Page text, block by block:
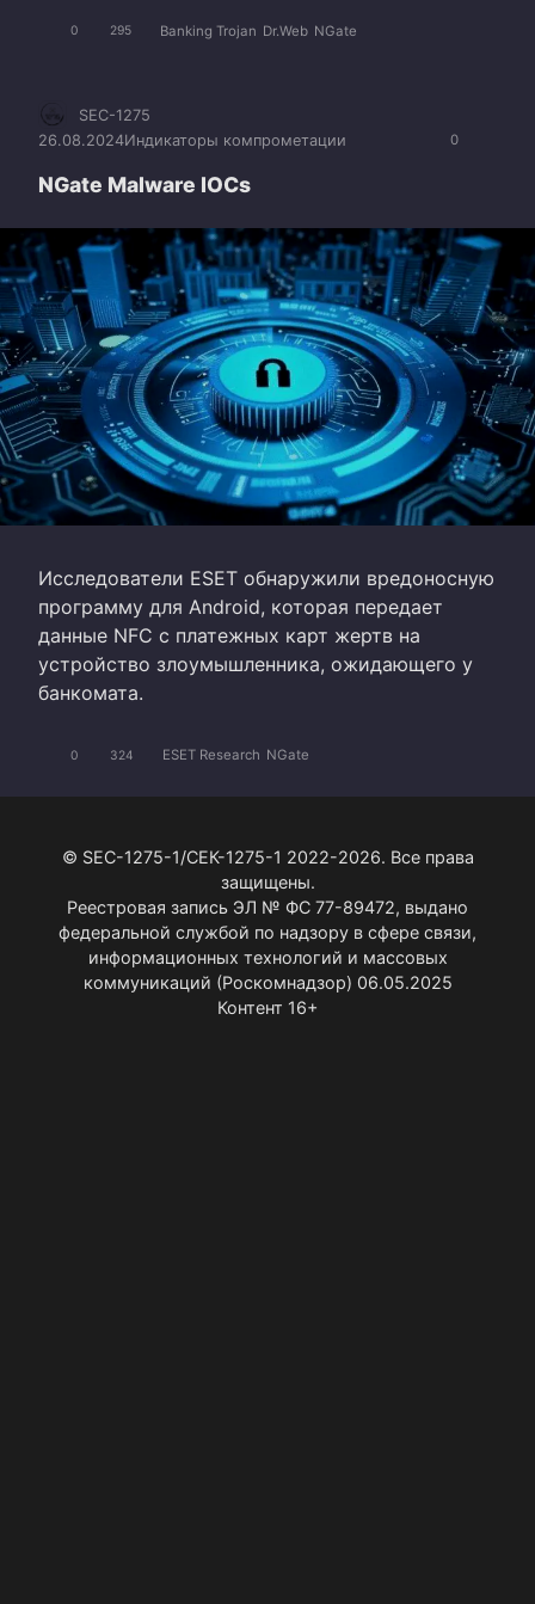
0 295 Banking Trojan Dr.Web NGate
0
SEC-1275
26.08.2024Индикаторы компрометации
NGate Malware IOCs
Исследователи ESET обнаружили вредоносную
программу для Android, которая передает
данные NFC с платежных карт жертв на
устройство злоумышленника, ожидающего у
банкомата.
0 324 ESET Research NGate
© SEC-1275-1/СЕК-1275-1 2022-2026. Все права
защищены.
Реестровая запись ЭЛ № ФС 77-89472, выдано
федеральной службой по надзору в сфере связи,
информационных технологий и массовых
коммуникаций (Роскомнадзор) 06.05.2025
Контент 16+